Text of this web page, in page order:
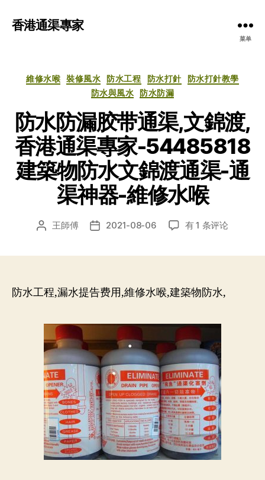
香港通渠專家
菜单
分
类
維修水喉 裝修風水 防水工程 防水打針
防水打針教學
防水與風水
防水防漏
防水防漏胶带通渠,文錦渡,
香港通渠專家-54485818
建築物防水文錦渡通渠-通
渠神器-維修水喉
文 王師傅
发 2021-08-06
防
带
文
錦
渡,
香
港
通
渠
專
家-54485818
建
築
有 1 条评论
防水工程,漏水提告费用,維修水喉,建築物防水,